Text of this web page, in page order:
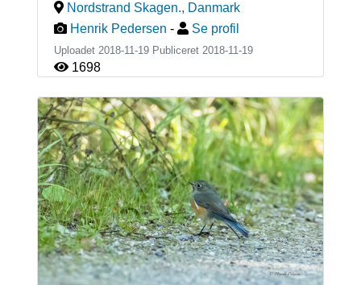
Nordstrand Skagen., Danmark
Henrik Pedersen - Se profil
Uploadet 2018-11-19 Publiceret 2018-11-19
1698